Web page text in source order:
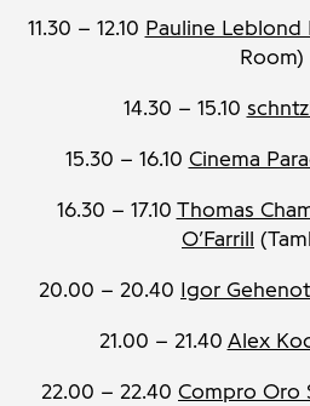
11.30 – 12.10 Pauline
Room)
14.30 – 15.10
15.30 – 16.10 Cinema
16.30 – 17.10 Thomas
O’Farrill
20.00 – 20.40 Igor
21.00 – 21.40 Alex
22.00 – 22.40 Compro Oro